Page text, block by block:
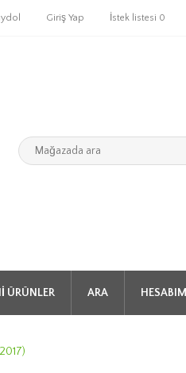
Giriş Yap İstek listesi 0
ÜRÜNLER ARA HESABIM